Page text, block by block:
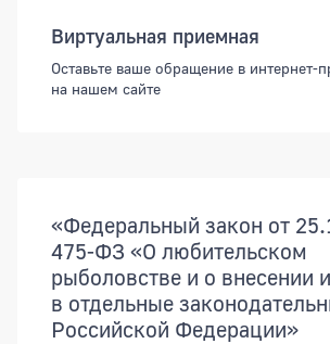
Виртуальная приемная
Оставьте ваше обращение в интернет-
на нашем сайте
«Федеральный закон от
475-ФЗ «О любительском
рыболовстве и о внесении
в отдельные
Российской Федерации»